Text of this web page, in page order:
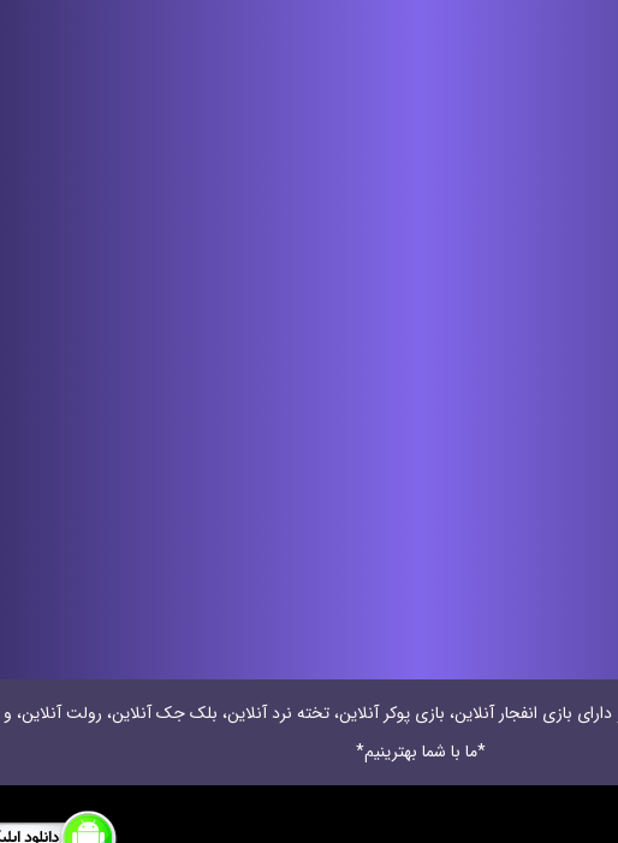
بازی انفجار آنلاین، بازی پوکر آنلاین، تخته نرد آنلاین، بلک جک آنلاین، رولت آنلاین، و
*ما با شما بهترینیم*